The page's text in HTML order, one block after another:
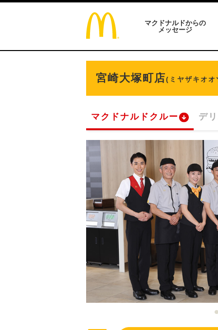
マクドナルドからの
メッセージ
宮崎大塚町店(ミヤザキオ
マクドナルドクルー デ